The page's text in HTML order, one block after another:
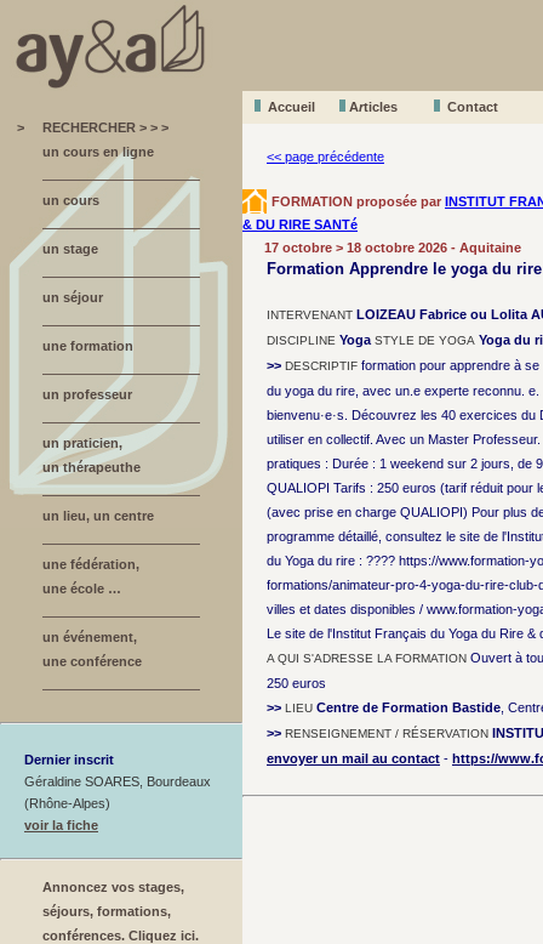
Accueil Articles
Contact
>
RECHERCHER > > >
un cours en ligne
un cours
un stage
un séjour
une formation
un professeur
un praticien,
un thérapeuthe
un lieu, un centre
une fédération,
une école …
un événement,
une conférence
Dernier inscrit
Géraldine SOARES, Bourdeaux
(Rhône-Alpes)
voir la fiche
Annoncez vos stages,
séjours, formations,
conférences. Cliquez ici.
<< page précédente
FORMATION proposée par INSTITUT
& DU RIRE SANTé
17 octobre > 18 octobre 2026 - Aquitaine
Formation Apprendre le yoga du
INTERVENANT LOIZEAU Fabrice ou Lolita
DISCIPLINE Yoga STYLE DE YOGA Yoga du
>> DESCRIPTIF formation pour apprendre à
du yoga du rire, avec un.e experte reconnu. e.
bienvenu·e·s. Découvrez les 40 exercices du
utiliser en collectif. Avec un Master
pratiques : Durée : 1 weekend sur 2 jours, de
QUALIOPI Tarifs : 250 euros (tarif réduit pour
(avec prise en charge QUALIOPI) Pour plus
programme détaillé, consultez le site de
du Yoga du rire : ???? https://www.formation-
formations/animateur-pro-4-yoga-du-rire-
villes et dates disponibles / www.formation-
Le site de l'Institut Français du Yoga du Rire &
A QUI S'ADRESSE LA FORMATION Ouvert à
250 euros
>> LIEU Centre de Formation Bastide ,
>> RENSEIGNEMENT / RÉSERVATION
envoyer un mail au contact - https://